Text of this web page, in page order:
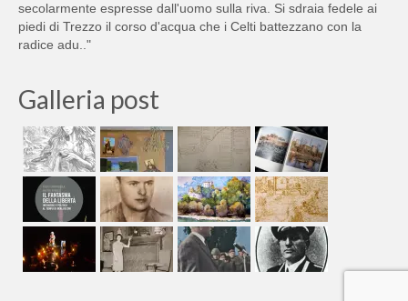
secolarmente espresse dall'uomo sulla riva. Si sdraia fedele ai
piedi di Trezzo il corso d'acqua che i Celti battezzano con la
radice adu.."
Galleria post